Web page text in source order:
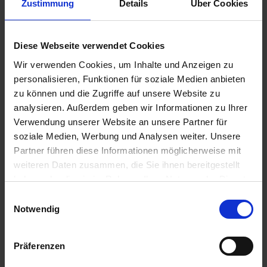
Zustimmung Details Über Cookies
Diese Webseite verwendet Cookies
Wir verwenden Cookies, um Inhalte und Anzeigen zu
personalisieren, Funktionen für soziale Medien anbieten
zu können und die Zugriffe auf unsere Website zu
analysieren. Außerdem geben wir Informationen zu Ihrer
Verwendung unserer Website an unsere Partner für
soziale Medien, Werbung und Analysen weiter. Unsere
Partner führen diese Informationen möglicherweise mit
weiteren Daten zusammen, die Sie ihnen bereitgestellt
haben oder die sie im Rahmen Ihrer Nutzung der Dienste
Notwendig
Präferenzen
Lassen Sie sich auf einer Douro-Reise vom Charme dieses
Flusses verführen. Ihre Reise startet in der Heimat des
Portweins, Porto,...mehr
Portugal
Inkl. Landausflug Inkl. Hotelaufenthalt
AUSSENKABINE 2.399,-
Zum Angebot
MS Magellan » 9 Tage Portugal und der
23. AUG 2026 AB/BIS PORTO